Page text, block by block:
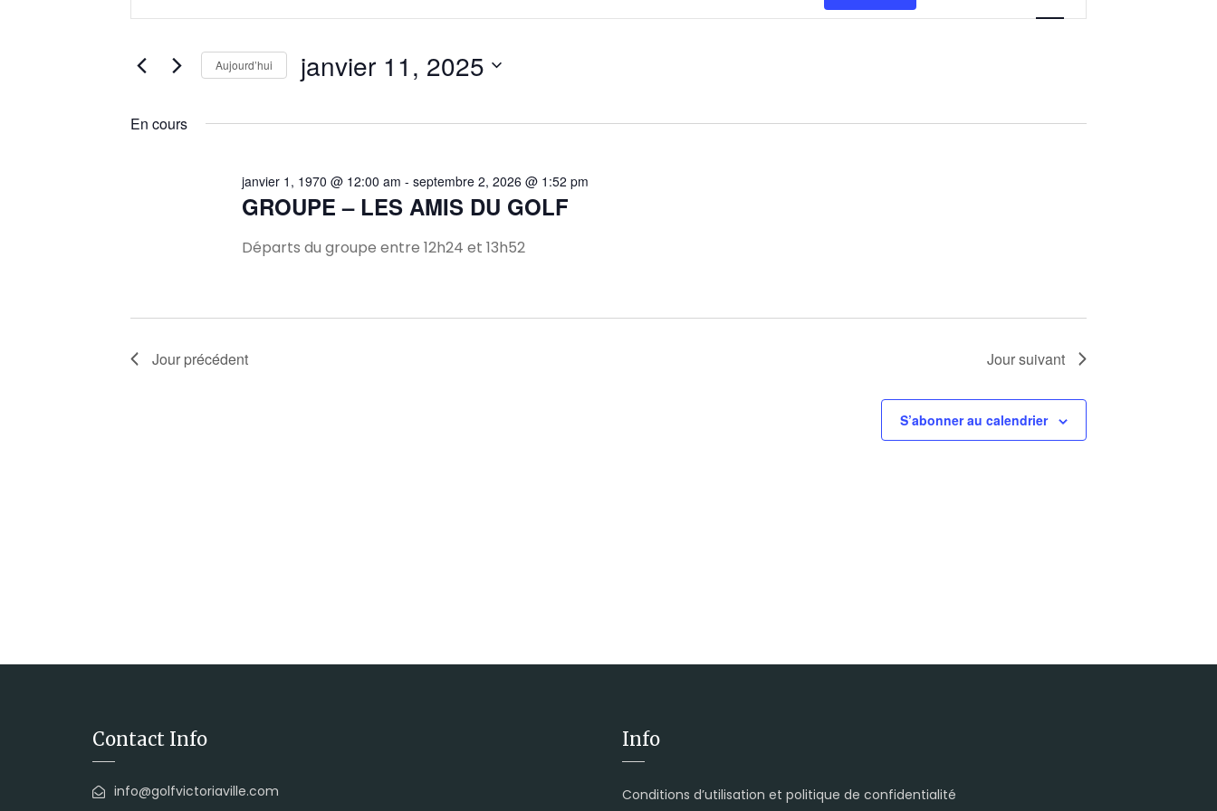
navigation
de
Évènements
Rechercher
Évènements
mot-
de
Évènement
Aujourd’hui janvier 11, 2025
En cours
GROUPE – LES AMIS DU GOLF
janvier 1, 1970 @ 12:00 am - septembre 2, 2026 @ 1:52 pm
Départs du groupe entre 12h24 et 13h52
Jour précédent Jour suivant
S’abonner au calendrier
Contact Info
info@golfvictoriaville.com
Info
Conditions d’utilisation et politique de confidentialité